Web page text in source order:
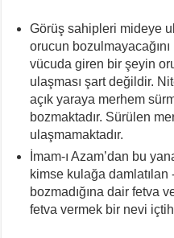
Görüş sahipleri mideye
orucun
vücuda giren bir şeyin
ulaşması şart değildir.
açık yaraya merhem
bozmaktadır. Sürülen
ulaşmamaktadır.
İmam-ı Azam’dan bu
kimse kulağa
bozmadığına dair fetva
fetva vermek bir nevi